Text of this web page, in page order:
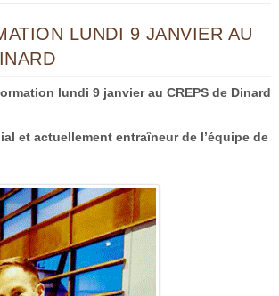
LUNDI 9 JANVIER AU
lundi 9 janvier au CREPS de Dinard
et actuellement entraîneur de l’équipe de